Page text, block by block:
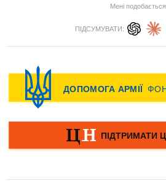
Мені подобається
ПІДСУМУВАТИ: